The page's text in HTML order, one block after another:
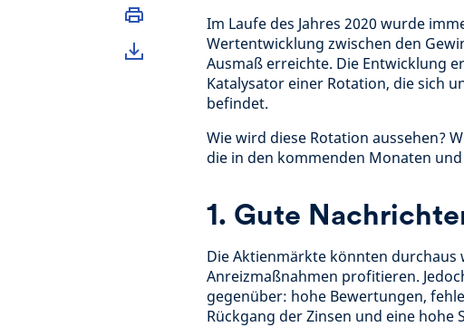
Im Laufe des Jahres 2020 wurde
Wertentwicklung zwischen den
Ausmaß erreichte. Die Entwicklung
Katalysator einer Rotation, die sich
befindet.
Wie wird diese Rotation aussehen?
die in den kommenden Monaten
1. Gute
Die Aktienmärkte könnten
Anreizmaßnahmen profitieren.
gegenüber: hohe Bewertungen,
Rückgang der Zinsen und eine hohe